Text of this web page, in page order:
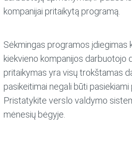
kompanijai pritaikytą programą.
Sėkmingas programos įdiegimas
kiekvieno kompanijos darbuotojo
pritaikymas yra visų trokštamas
pasikeitimai negali būti pasiekiami
Pristatykite verslo valdymo
mėnesių bėgyje.